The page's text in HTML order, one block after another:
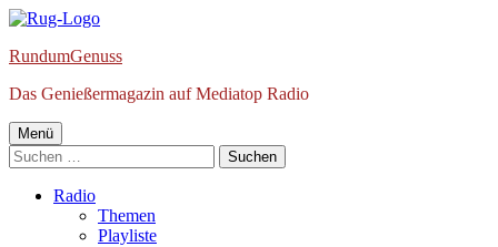
Springe
Inhalt
RundumGenuss
Das Genießermagazin auf Mediatop Radio
Primäres
Menü
Menü
Suchen
nach:
Radio
Themen
Playliste